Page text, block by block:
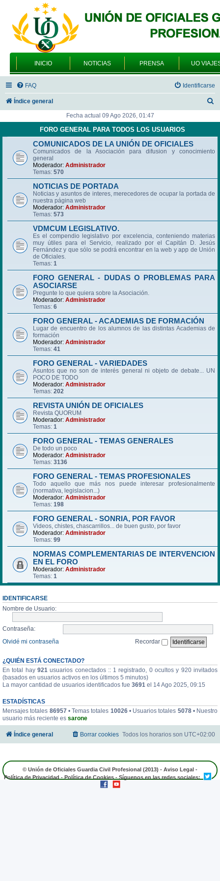
INICIO NOTICIAS PRENSA UO
FAQ Identificarse
Índice general
c
Fecha actual 09 Ago 2026, 01:47
FORO GENERAL PARA TODOS LOS USUARIOS
COMUNICADOS DE LA UNIÓN DE OFICIALES
Comunicados de la Asociación para difusion y conocimiento
general
Moderador: Administrador
Temas: 570
NOTICIAS DE PORTADA
Noticias y asuntos de interes, merecedores de ocupar la portada de
nuestra página web
Moderador: Administrador
Temas: 573
VDMCUM LEGISLATIVO.
Es el compendio legislativo por excelencia, conteniendo materias
muy útiles para el Servicio, realizado por el Capitán D. Jesús
Fernández y que sólo se podrá encontrar en la web y app de Unión
de Oficiales.
Temas: 1
FORO GENERAL - DUDAS O PROBLEMAS PARA
ASOCIARSE
Pregunte lo que quiera sobre la Asociación.
Moderador: Administrador
Temas: 6
FORO GENERAL - ACADEMIAS DE FORMACIÓN
Lugar de encuentro de los alumnos de las distintas Academias de
formación
Moderador: Administrador
Temas: 41
FORO GENERAL - VARIEDADES
Asuntos que no son de interés general ni objeto de debate... UN
POCO DE TODO
Moderador: Administrador
Temas: 202
REVISTA UNIÓN DE OFICIALES
Revista QUORUM
Moderador: Administrador
Temas: 1
FORO GENERAL - TEMAS GENERALES
De todo un poco
Moderador: Administrador
Temas: 3136
FORO GENERAL - TEMAS PROFESIONALES
Todo aquello que más nos puede interesar profesionalmente
(normativa, legislacion...)
Moderador: Administrador
Temas: 198
FORO GENERAL - SONRIA, POR FAVOR
Videos, chistes, chascarrillos... de buen gusto, por favor
Moderador: Administrador
Temas: 99
NORMAS COMPLEMENTARIAS DE INTERVENCION
EN EL FORO
Moderador: Administrador
Temas: 1
IDENTIFICARSE
Nombre de Usuario:
Contraseña:
Olvidé mi contraseña
Recordar
¿QUIÉN ESTÁ CONECTADO?
En total hay 921 usuarios conectados :: 1 registrado, 0 ocultos y 920 invitados
(basados en usuarios activos en los últimos 5 minutos)
La mayor cantidad de usuarios identificados fue 3691 el 14 Ago 2025, 09:15
ESTADÍSTICAS
Mensajes totales 86957• Temas totales 10026• Usuarios totales 5078• Nuestro
usuario más reciente es sarone
Índice general Todos los horarios son UTC+02:00
Borrar cookies
© Unión de Oficiales Guardia Civil Profesional (2013) - Aviso Legal -
Política de Privacidad - Política de Cookies - Síguenos en las redes sociales: